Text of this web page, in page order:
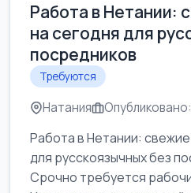
Работа в Нетании:
на сегодня для
посредников
Требуются
Натания
Работа в Нетании:
для русскоязычных без
Срочно требуется